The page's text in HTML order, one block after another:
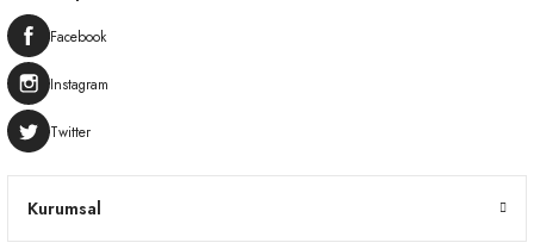
Kurumsal
Facebook
Instagram
Twitter